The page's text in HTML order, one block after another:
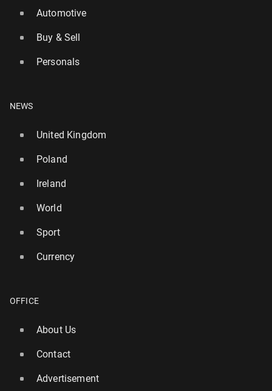
Automotive
Buy & Sell
Personals
NEWS
United Kingdom
Poland
Ireland
World
Sport
Currency
OFFICE
About Us
Contact
Advertisement